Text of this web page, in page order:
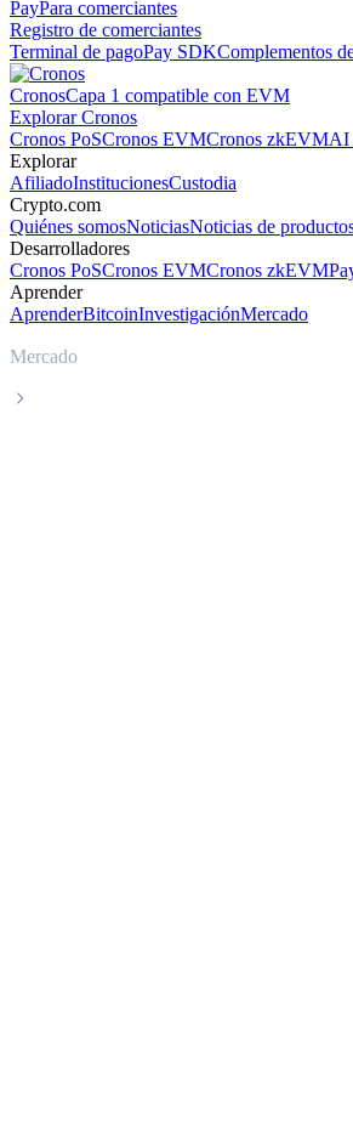
PayPara comerciantes
Registro de comerciantes
Terminal de pagoPay SDKComplementos
CronosCapa 1 compatible con EVM
Explorar Cronos
Cronos PoSCronos EVMCronos zkEVMAI
Explorar
AfiliadoInstitucionesCustodia
Crypto.com
Quiénes somosNoticiasNoticias de
Desarrolladores
Cronos PoSCronos EVMCronos zkEVM
Aprender
AprenderBitcoinInvestigaciónMercado
Mercado